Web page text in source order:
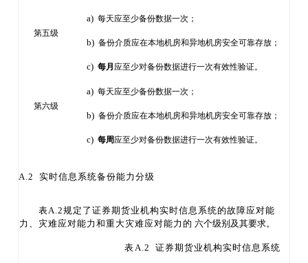
第五级
a)每天应至少备份数据一次；
b)备份介质应在本地机房和异地机房安全可靠存放；
c)每月应至少对备份数据进行一次有效性验证。
第六级
a)每天应至少备份数据一次；
b)备份介质应在本地机房和异地机房安全可靠存放；
c)每周应至少对备份数据进行一次有效性验证。
A.2 实时信息系统备份能力分级
表A.2规定了证券期货业机构实时信息系统的故障应对能
力、灾难应对能力和重大灾难应对能力的 六个级别及其要求。
表A.2 证券期货业机构实时信息系统